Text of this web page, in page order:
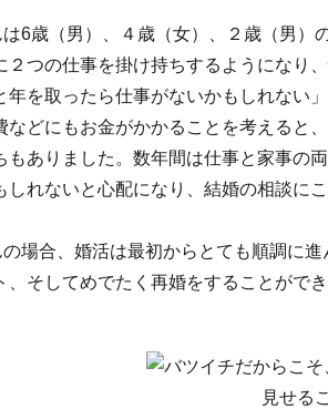
は6歳（男）、４歳（女）、２歳（男）
２つの仕事を掛け持ちするようになり
年を取ったら仕事がないかもしれない
などにもお金がかかることを考えると
もありました。数年間は仕事と家事の
しれないと心配になり、結婚の相談にこ
の場合、婚活は最初からとても順調に
、そしてめでたく再婚をすることがで